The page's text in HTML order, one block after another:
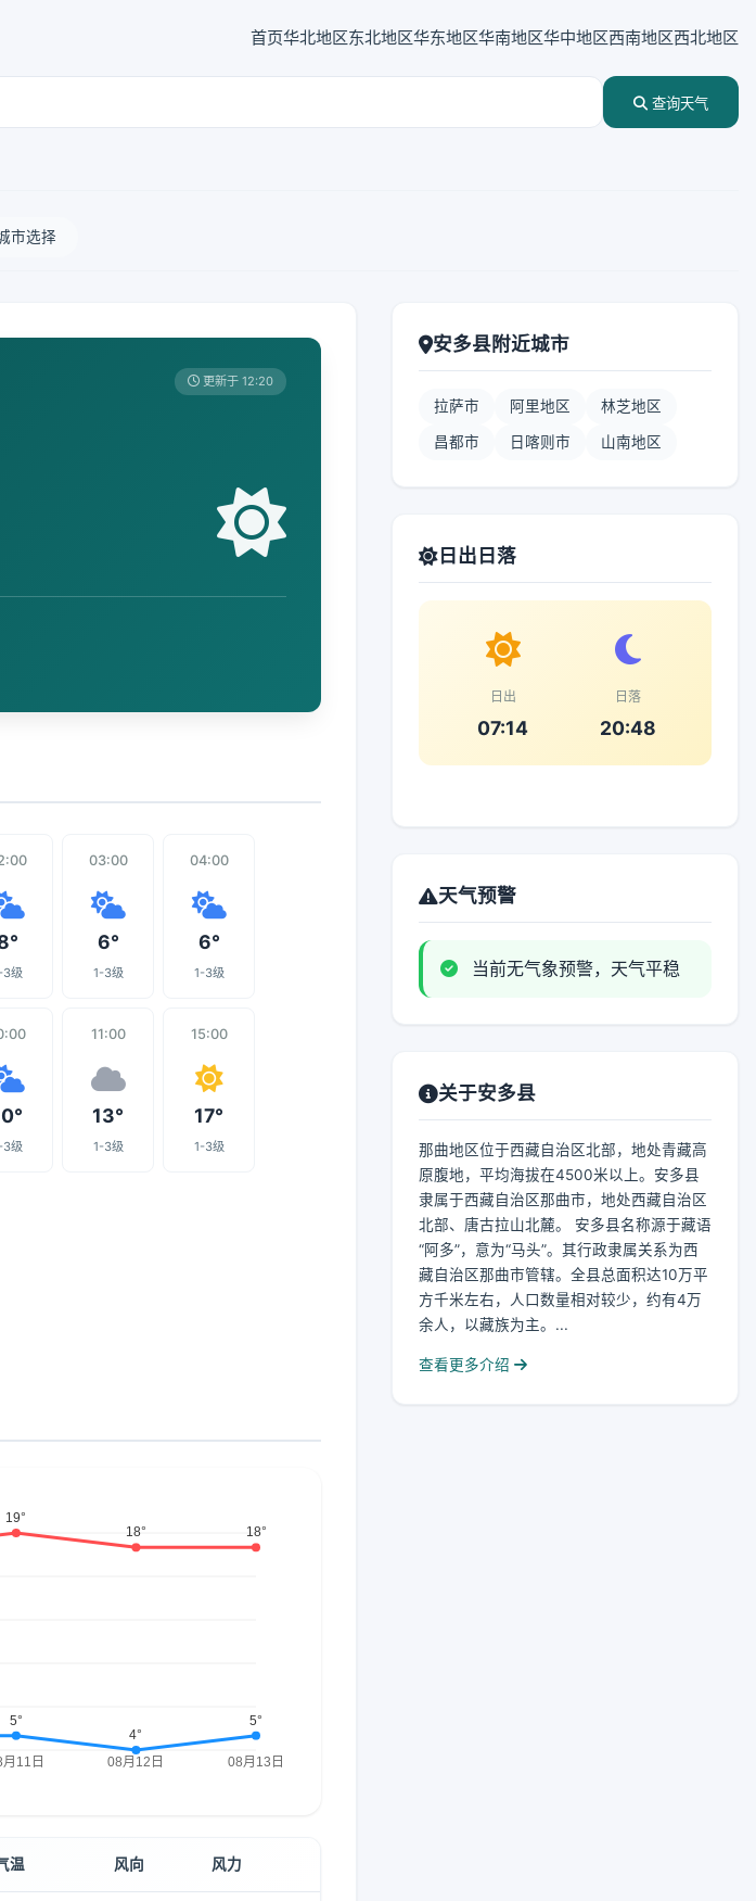
首页华北地区东北地区华东地区华南地区华中地区西南地区西北地区
查询天气
市选择
更新于 12:20
3级
03:00
6°
1-3级
04:00
6°
1-3级
3级
11:00
13°
1-3级
15:00
17°
1-3级
温 风向 风力
安多县附近城市
拉萨市 阿里地区 林芝地区
昌都市 日喀则市 山南地区
日出日落
日出
07:14
日落
20:48
天气预警
当前无气象预警，天气平稳
关于安多县
那曲地区位于西藏自治区北部，地处青藏高
原腹地，平均海拔在4500米以上。安多县
隶属于西藏自治区那曲市，地处西藏自治区
北部、唐古拉山北麓。 安多县名称源于藏语
“阿多”，意为“马头”。其行政隶属关系为西
藏自治区那曲市管辖。全县总面积达10万平
方千米左右，人口数量相对较少，约有4万
余人，以藏族为主。...
查看更多介绍